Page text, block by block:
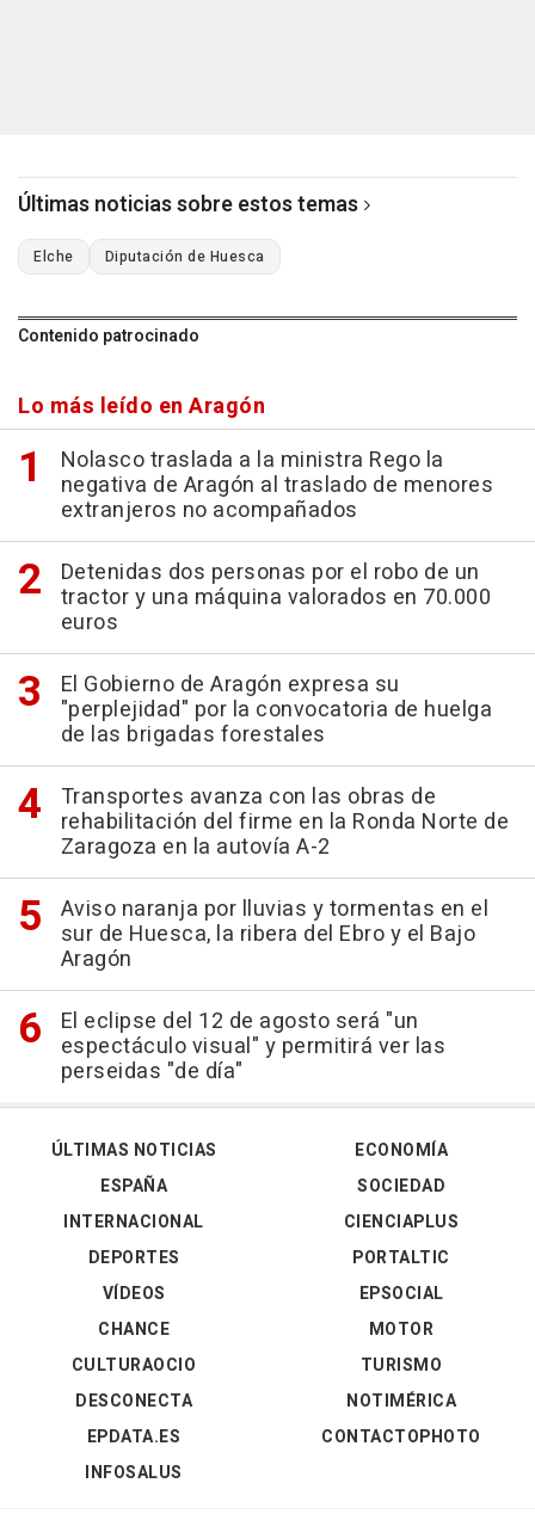
Últimas noticias sobre estos temas
Elche Diputación de Huesca
Contenido patrocinado
Lo más leído en Aragón
Nolasco traslada a la ministra Rego la
negativa de Aragón al traslado de menores
extranjeros no acompañados
Detenidas dos personas por el robo de un
tractor y una máquina valorados en 70.000
euros
El Gobierno de Aragón expresa su
"perplejidad" por la convocatoria de huelga
de las brigadas forestales
Transportes avanza con las obras de
rehabilitación del firme en la Ronda Norte de
Zaragoza en la autovía A-2
Aviso naranja por lluvias y tormentas en el
sur de Huesca, la ribera del Ebro y el Bajo
Aragón
El eclipse del 12 de agosto será "un
espectáculo visual" y permitirá ver las
perseidas "de día"
ÚLTIMAS NOTICIAS
ESPAÑA
INTERNACIONAL
DEPORTES
VÍDEOS
ECONOMÍA
SOCIEDAD
CIENCIAPLUS
PORTALTIC
EPSOCIAL
CHANCE
CULTURAOCIO
DESCONECTA
EPDATA.ES
INFOSALUS
MOTOR
TURISMO
NOTIMÉRICA
CONTACTOPHOTO